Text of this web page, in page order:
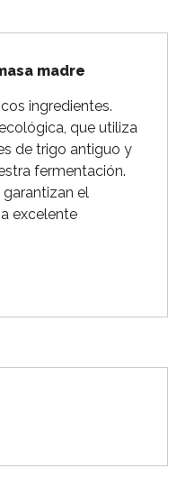
madre
ingredientes.
que utiliza
de trigo antiguo y
fermentación.
el
excelente